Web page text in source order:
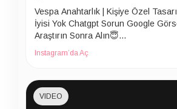
Vespa Anahtarlık | Kişiye Özel
İyisi Yok Chatgpt Sorun Google
Araştırın Sonra Alın😇…
Instagram’da Aç
VIDEO